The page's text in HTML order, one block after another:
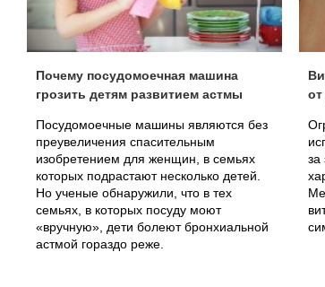
Почему посудомоечная машина
грозить детям развитием астмы
Посудомоечные машины являются без
преувеличения спасительным
изобретением для женщин, в семьях
которых подрастают несколько детей.
Но ученые обнаружили, что в тех
семьях, в которых посуду моют
«вручную», дети болеют бронхиальной
астмой гораздо реже.
за